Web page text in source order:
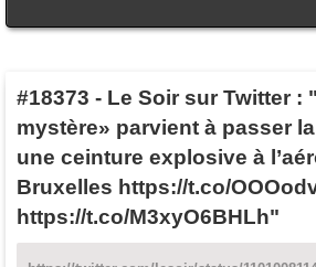
#18373 - Le Soir sur Twitter :
mystère» parvient à passer
une ceinture explosive à
Bruxelles https://t.co/
https://t.co/M3xyO6BHLh"